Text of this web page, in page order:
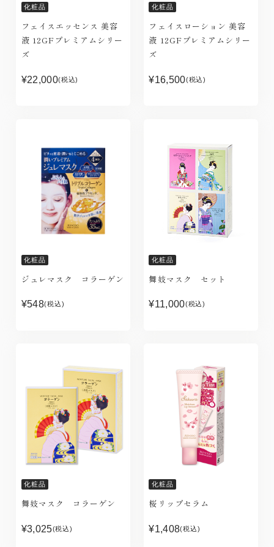
化粧品
フェイスエッセンス 美容
液 12GFプレミアムシリー
ズ
¥22,000(税込)
化粧品
フェイスローション 美容
液 12GFプレミアムシリー
ズ
¥16,500(税込)
化粧品
ジュレマスク コラーゲン
¥548(税込)
化粧品
舞妓マスク セット
¥11,000(税込)
化粧品
舞妓マスク コラーゲン
¥3,025(税込)
化粧品
桜リップセラム
¥1,408(税込)